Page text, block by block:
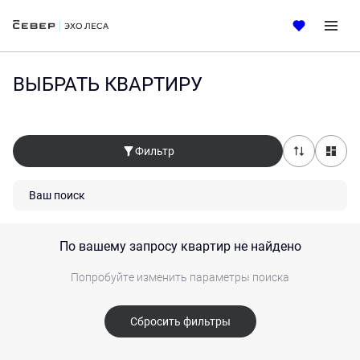
ВЫБРАТЬ КВАРТИРУ
Фильтр
Ваш поиск
По вашему запросу квартир не найдено
Попробуйте изменить параметры поиска
Сбросить фильтры